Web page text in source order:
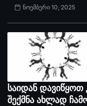
ნოემბერი 10, 2025
საიდან
შექმნა ახლად